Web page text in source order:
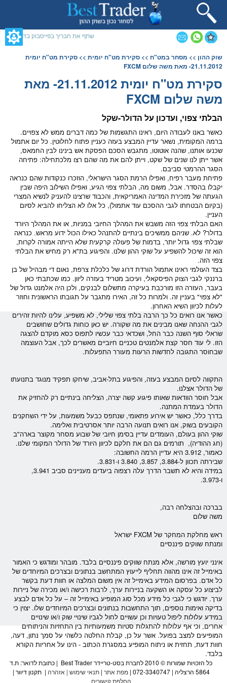
אינטרנט,
לחץ
שתף את חבריך בפייסבוק בדף זה
המרכזי,
באפשרותך
אנטר
כדי
לדלג
לאזור
שוק ההון >> מסחר במט"ח >> סקירת מט"ח יומית>> סקירת מט"ח יומית
21.11.2012- מאת משה שלום FXCM
סקירת מט"ח יומית 21.11.2012- מאת
משה שלום FXCM
הבלתי צפוי, ועדכון על הדולר-שקל
כאשר באנו לעבודה היום, ראינו התגשמות של כמה דברים ממש לא צפויים.
ברמה המקומית, נשאר עדיין המבצע בעזה כעניין פתוח לחלוטין. כל יום אתמול
שכנעו אותנו, שהנה אוטוטו, מתגבש הסכם הפסקת אש בינינו לבין החמאס,
אשר ייתן לנו שנים של שקט, וייתן להם את מה שהם רצו מלכתחילה: פתיחה
הסגר ההרמטי סביבם.
פתיחת מעבר רפיח, ואפילו הרמת הסגר הישראלי, הוזכרו כנקודות שהם כנראה
יקבלו בהסדר. אבל, משום מה, הבלתי צפוי הגיע, ואפילו השילוב היפה שבין
הגעתה של מזכירת המדינה האמריקאית, והכבוד שרצינו להעניק לנשיא המצרי
(בקיום הבטחתו לגבי ההסכם עוד אתמול), כל אלו לא הצליחו להביא לסיום
העניין.
האם הבלתי צפוי הזה משבש את המהלך החיובי במניות, או את המהלך היורד
בדולר? לא. שניהם ממשיכים בינתיים להתנהל כאילו הכול ידוע מראש. כנראה
שבלתי צפוי גדול יותר, בדמות של פעולה קרקעית שלא הייתה אמורה לקרות,
הוא זה שיכול להשפיע על שוקי ההון שלנו. והפיגוע בת"א רק מחיש את הבלתי
צפוי הזה.
בצד העולמי ראינו אתמול הורדת דרוג של כלכלת צרפת, נאום די מבהיל של בן
ברננקי לגבי הצוק הפיסקאלי, ועיכוב מטריד בעזרה ליוון. כמו שכתבתי כאן
בעבר, העזרה הזו מורכבת בעיקרה מתשלום לבנקים, ולכן היה אלמנט גדול של
"לא צפוי" בעניין זה. ולמרות כל זה, האירו מתגבר על תגובתו הראשונית וחוזר
לעלות לכיוון השיא האחרון.
כאשר אנו רואים כל כך הרבה בלתי צפוי שלילי, לא משפיע, עלינו להיות זהירים
לגבי ההנחה שאנו מבינים את מה שקורה. יש כאן כוחות גדולים שחושבים
שראלי סוף השנה כבר החל, ושכדאי כבר עכשיו לתפוס כסא מוקדם להצגה
הזו. לי עוד חסר קצת אלמנטים טכניים חיוביים מאשרים לכך, אבל העוצמה
שבחוסר התגובה לחדשות הרעות מעורר התפעלות.
התקווה לסיום המבצע בעזה, והפיגוע בתל-אביב, שיחקו תפקיד מנוגד בתנועתו
של הדולראצלנו.
אבל חוסר הוודאות שאותו פיגוע קשה יצרה, הצליחה בינתיים רק להחזיק את
הדולרבעמדת המתנה.
בדרך כלל, כאשר יש אירוע פתאומי, שנתפס כבעל משמעות, על ידי השחקנים
הקובעים בשוק, אנו רואים תנועה הרבה יותר אסרטיבית ואלימה.
שוקי ההון בעולם, העומדים עדיין בסימן חיובי של שבוע מסחרמקוצר בארה"ב
(חג ההודיה), תורמים גם הם את חלקם לכיוון היורד של הדולרהמקומי שלנו.
כאמור, 3.912 היא עדיין הרמה החשובה:
שבירתה תכוון ל-3.884, 3.857, 3.840 ו-3.831.
במידה והיא לא תשבר הדרך עלה רצפוה ביעדים מעניינים סביב 3.941,
ו-3.973.
בברכה ובהצלחה רבה,
משה שלום
ראש מחלקת המחקר של FXCM ישראל
ומנתח שווקים פיננסיים
אינני יועץ מורשה, אלא מנתח שווקים פיננסיים בלבד. מובהר ומודגש כי האמור
באימייל זה אינו מהווה תחליף לייעוץ המתחשב בנתונים ובצרכים המיוחדים של
כל אדם. בפרסום המידע באימייל זה אין משום המלצה או חוות דעת בקשר
לביצוע כל עסקה או השקעה בניירות ערך, לרבות רכישה ו/או מכירה של ניירות
ערך. יודגש כי לגבי כל מידע מכל סוג המופיע באימייל זה – על כל אדם לבצע
בדיקה ואימות נוספים, תוך התחשבות בנתונים ובצרכים המיוחדים שלו. יצוין כי
במידע עלולות ליפול טעויות וכן עשויים לחול לגביו שינויי שוק ו/או שינויים
אחרים, וכי אף עלולות להתגלות סטיות משמעותיות בין התחזיות והניתוחים
המופיעים למצב בפועל. אשר על כן, קבלת החלטה כלשהי על סמך נתון, דעה,
חוות דעת, תחזית או ניתוח המופיע במסגרת הכתוב - הינו על אחריות הקורא
בלבד.
כל הזכויות שמורות © 2010 לחברת בסט-טריידר Best Trader | כתובת לדואר: ת.ד
5864 הרצליה | 072-3340747 |
מפת אתר | תנאי שימוש | אזהרה | תקנון דיוור |
החלפת קישורים